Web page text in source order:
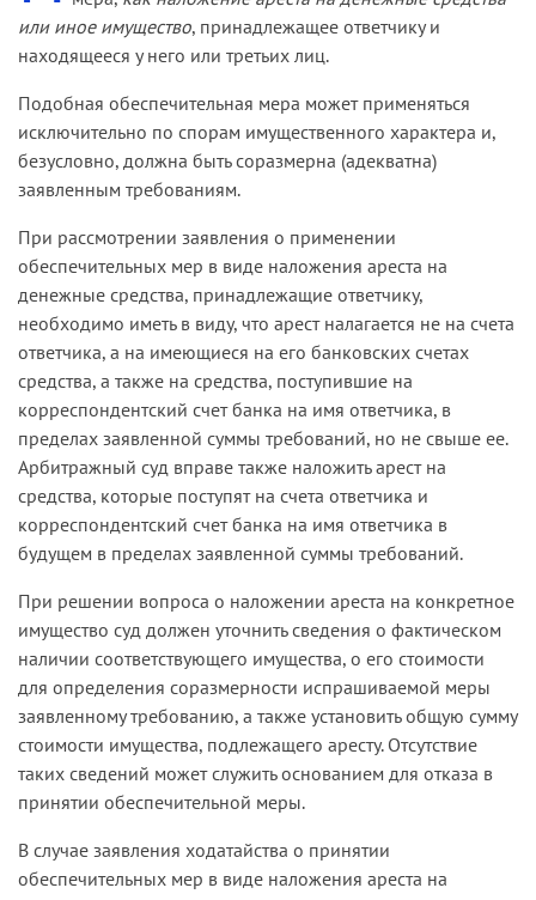
или иное имущество, принадлежащее ответчику и
находящееся у него или третьих лиц.
Подобная обеспечительная мера может применяться
исключи­тельно по спорам имущественного характера и,
безусловно, должна быть соразмерна (адекватна)
заявленным требованиям.
При рассмотрении заявления о применении
обеспечительных мер в виде наложения ареста на
денежные средства, принадлежа­щие ответчику,
необходимо иметь в виду, что арест налагается не на счета
ответчика, а на имеющиеся на его банковских счетах
средст­ва, а также на средства, поступившие на
корреспондентский счет банка на имя ответчика, в
пределах заявленной суммы требований, но не свыше ее.
Арбитражный суд вправе также наложить арест на
средства, которые поступят на счета ответчика и
корреспондент­ский счет банка на имя ответчика в
будущем в пределах заявленной суммы требований.
При решении вопроса о наложении ареста на конкретное
иму­щество суд должен уточнить сведения о фактическом
наличии соответствующего имущества, о его стоимости
для определения соразмерности испрашиваемой меры
заявленному требованию, а также установить общую сумму
стоимости имущества, подлежащего аресту. Отсутствие
таких сведений может служить основанием для отказа в
принятии обеспечительной меры.
В случае заявления ходатайства о принятии
обеспечительных мер в виде наложения ареста на